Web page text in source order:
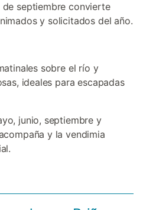
de septiembre convierte
y solicitados del año.
sobre el río y
ideales para escapadas
junio, septiembre y
y la vendimia